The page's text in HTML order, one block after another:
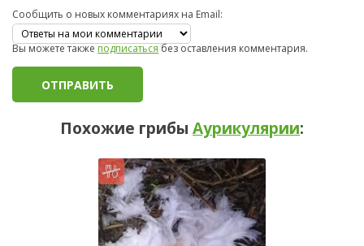
Сообщить о новых комментариях на Email:
Вы можете такжеподписатьсябез оставления комментария.
Похожие грибы Аурикулярии: